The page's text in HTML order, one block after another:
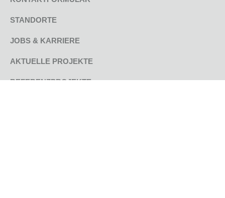
STANDORTE
JOBS & KARRIERE
AKTUELLE PROJEKTE
REFERENZPROJEKTE